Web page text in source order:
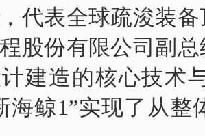
代表全球疏浚装
股份有限公司副
建造的核心技术
海鲸1”实现了从